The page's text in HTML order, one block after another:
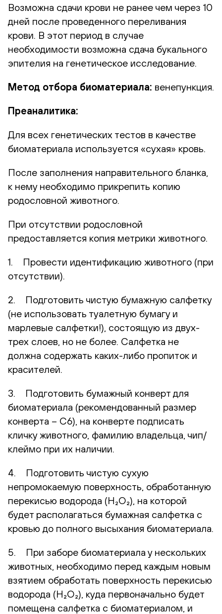
Возможна сдачи крови не ранее чем через 10
дней после проведенного переливания
крови. В этот период в случае
необходимости возможна сдача букального
эпителия на генетическое исследование.
Метод отбора биоматериала: венепункция.
Преаналитика:
Для всех генетических тестов в качестве
биоматериала используется «сухая» кровь.
После заполнения направительного бланка,
к нему необходимо прикрепить копию
родословной животного.
При отсутствии родословной
предоставляется копия метрики животного.
1. Провести идентификацию животного (при
отсутствии).
2. Подготовить чистую бумажную салфетку
(не использовать туалетную бумагу и
марлевые салфетки!), состоящую из двух-
трех слоев, но не более. Салфетка не
должна содержать каких-либо пропиток и
красителей.
3. Подготовить бумажный конверт для
биоматериала (рекомендованный размер
конверта – С6), на конверте подписать
кличку животного, фамилию владельца, чип/
клеймо при их наличии.
4. Подготовить чистую сухую
непромокаемую поверхность, обработанную
перекисью водорода (H₂O₂), на которой
будет располагаться бумажная салфетка с
кровью до полного высыхания биоматериала.
5. При заборе биоматериала у нескольких
животных, необходимо перед каждым новым
взятием обработать поверхность перекисью
водорода (H₂O₂), куда первоначально будет
помещена салфетка с биоматериалом, и